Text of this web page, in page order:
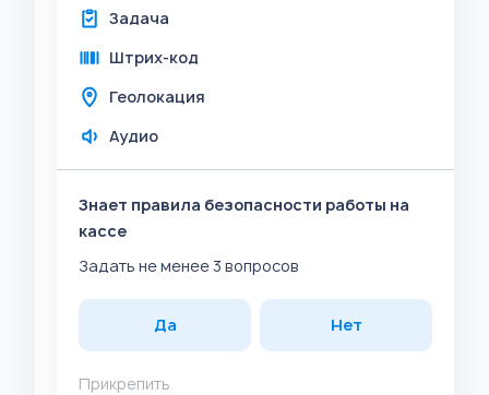
Задача
Штрих-код
Геолокация
Аудио
Знает правила безопасности работы на
кассе
Задать не менее 3 вопросов
Да Нет
Прикрепить